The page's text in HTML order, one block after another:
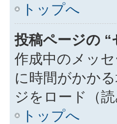
トップへ
投稿ページの
作成中のメッ
に時間がかか
ジをロード（
トップへ